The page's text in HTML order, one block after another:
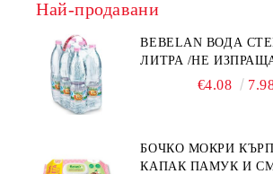
Най-продавани
BEBELAN ВОДА
ЛИТРА /НЕ
€4.08
БОЧКО МОКРИ КЪРПИЧКИ С
КАПАК ПАМУК И